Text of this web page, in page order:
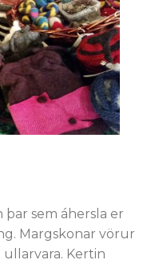
sem áhersla er
Margskonar vörur
Kertin